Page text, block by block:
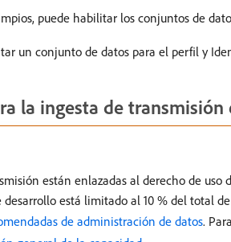
puede habilitar los conjuntos de
un conjunto de datos para el perfil y
la ingesta de
están enlazadas al derecho de
está limitado al 10 % del total
de administración de datos.